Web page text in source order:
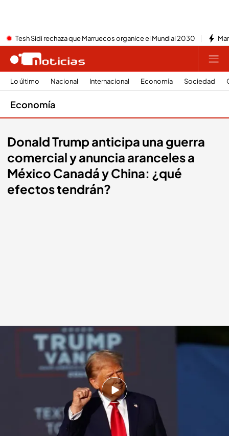
Tesh Sidi rechaza que Marruecos organice el Mundial 2030
Lo último Nacional Internacional Economía Sociedad
Economía
Donald Trump anticipa una guerra
comercial y anuncia aranceles a
México Canadá y China: ¿qué
efectos tendrán?
¿Qué coste tendrán los aranceles que impondrá Donald Trump?
Redacción digital Noticias Cuatro
26 NOV 2024 - 17:19h.
El magnate anuncia un arancel del 25% a las
importaciones de México y Canadá e
incrementar un 10% los aplicados a China